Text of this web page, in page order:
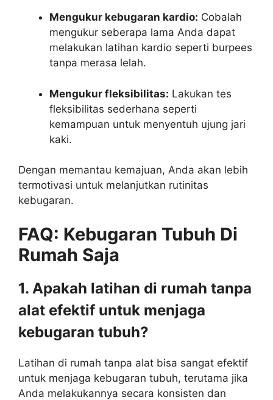
Mengukur kebugaran kardio: Cobalah
mengukur seberapa lama Anda dapat
melakukan latihan kardio seperti burpees
tanpa merasa lelah.
Mengukur fleksibilitas: Lakukan tes
fleksibilitas sederhana seperti
kemampuan untuk menyentuh ujung jari
kaki.
Dengan memantau kemajuan, Anda akan lebih
termotivasi untuk melanjutkan rutinitas
kebugaran.
FAQ: Kebugaran Tubuh Di
Rumah Saja
1. Apakah latihan di rumah tanpa
alat efektif untuk menjaga
kebugaran tubuh?
Latihan di rumah tanpa alat bisa sangat efektif
untuk menjaga kebugaran tubuh, terutama jika
Anda melakukannya secara konsisten dan